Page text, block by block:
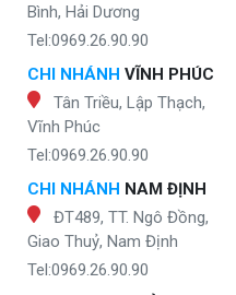
Bình, Hải Dương
Tel:0969.26.90.90
CHI NHÁNH VĨNH PHÚC
Tân Triều, Lập Thạch,
Vĩnh Phúc
Tel:0969.26.90.90
CHI NHÁNH NAM ĐỊNH
ĐT489, TT. Ngô Đồng,
Giao Thuỷ, Nam Định
Tel:0969.26.90.90